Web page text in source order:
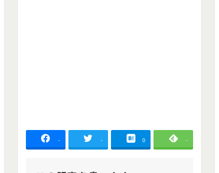
- - 0 -